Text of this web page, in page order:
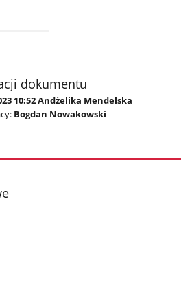
dokumentu
10:52 Andżelika Mendelska
Bogdan Nowakowski